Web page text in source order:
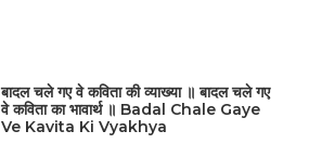
बादल चले गए वे कविता की व्याख्या ॥ बादल चले गए
वे कविता का भावार्थ ॥ Badal Chale Gaye
Ve Kavita Ki Vyakhya